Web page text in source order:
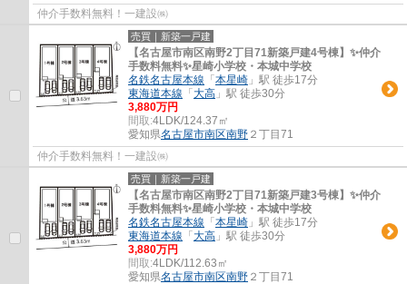
仲介手数料無料！一建設㈱
売買｜新築一戸建
【名古屋市南区南野2丁目71新築戸建4号棟】✨️仲介
手数料無料✨️星崎小学校・本城中学校
名鉄名古屋本線 「 本星崎 」駅 徒歩17分
東海道本線 「 大高 」駅 徒歩30分
3,880万円
間取:4LDK/124.37㎡
愛知県名古屋市南区南野 ２丁目71
仲介手数料無料！一建設㈱
売買｜新築一戸建
【名古屋市南区南野2丁目71新築戸建3号棟】✨️仲介
手数料無料✨️星崎小学校・本城中学校
名鉄名古屋本線 「 本星崎 」駅 徒歩17分
東海道本線 「 大高 」駅 徒歩30分
3,880万円
間取:4LDK/112.63㎡
愛知県名古屋市南区南野 ２丁目71